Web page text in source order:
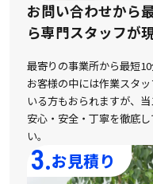
お問い合わせから
ら専門スタッフが
最寄りの事業所から最短
お客様の中には作業スタ
いる方もおられますが、
安心・安全・丁寧を徹底
い。
3.お見積り